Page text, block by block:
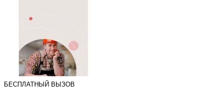
БЕСПЛАТНЫЙ ВЫЗОВ